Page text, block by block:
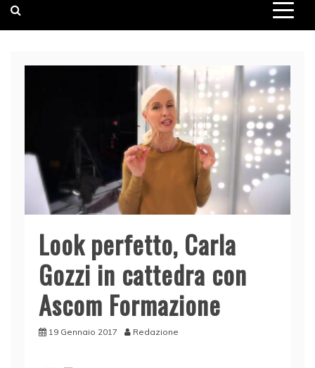
Look perfetto, Carla
Gozzi in cattedra con
Ascom Formazione
19 Gennaio 2017 Redazione